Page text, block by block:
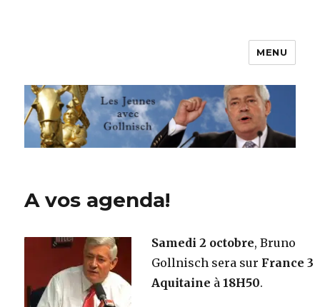
Les jeunes avec Gollnisch
MENU
A vos agenda!
Samedi 2 octobre, Bruno
Gollnisch sera sur France 3
Aquitaine à18H50.